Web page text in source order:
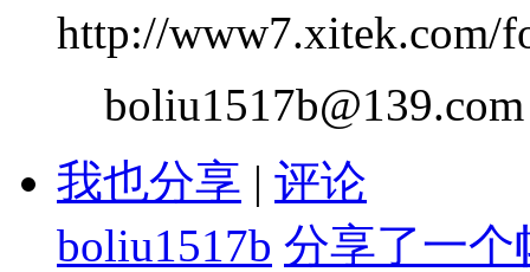
http://www7.xitek.com/
boliu1517b@139.com
我也分享 | 评论
boliu1517b 分享了一个